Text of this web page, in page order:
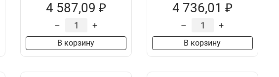
4 587,09 ₽
– +
В корзину
4 736,01 ₽
– +
В корзину